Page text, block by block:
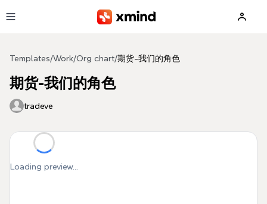
Templates/Work/Org chart/期货-我们的角色
期货-我们的角色
tradeve
Loading preview...